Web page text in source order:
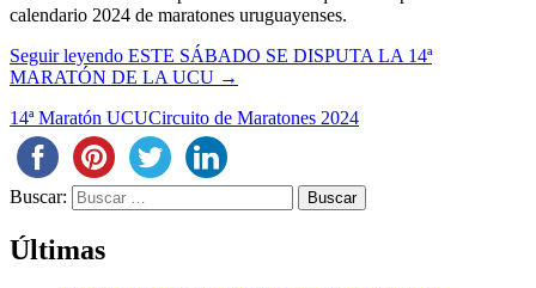
calendario 2024 de maratones uruguayenses.
Seguir leyendo ESTE SÁBADO SE DISPUTA LA 14ª
MARATÓN DE LA UCU →
14ª Maratón UCUCircuito de Maratones 2024
Buscar:
Últimas